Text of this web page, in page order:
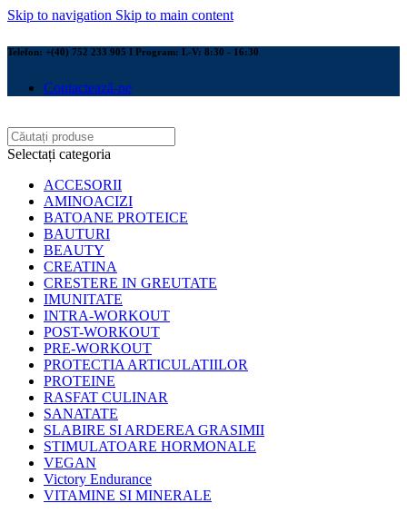
Skip to navigation Skip to main content
Telefon: +(40) 752 233 905 I Program: L-V: 8:30 - 16:30
Contactează-ne
Selectați categoria
ACCESORII
AMINOACIZI
BATOANE PROTEICE
BAUTURI
BEAUTY
CREATINA
CRESTERE IN GREUTATE
IMUNITATE
INTRA-WORKOUT
POST-WORKOUT
PRE-WORKOUT
PROTECTIA ARTICULATIILOR
PROTEINE
RASFAT CULINAR
SANATATE
SLABIRE SI ARDEREA GRASIMII
STIMULATOARE HORMONALE
VEGAN
Victory Endurance
VITAMINE SI MINERALE